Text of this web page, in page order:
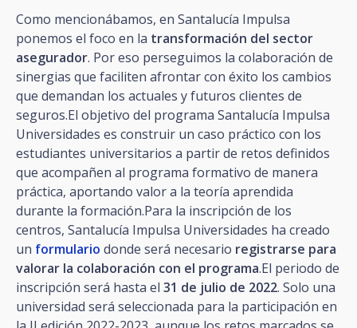
Como mencionábamos, en Santalucía Impulsa
ponemos el foco en la transformación del sector
asegurador. Por eso perseguimos la colaboración de
sinergias que faciliten afrontar con éxito los cambios
que demandan los actuales y futuros clientes de
seguros.El objetivo del programa Santalucía Impulsa
Universidades es construir un caso práctico con los
estudiantes universitarios a partir de retos definidos
que acompañen al programa formativo de manera
práctica, aportando valor a la teoría aprendida
durante la formación.Para la inscripción de los
centros, Santalucía Impulsa Universidades ha creado
un formulario donde será necesario registrarse para
valorar la colaboración con el programa.El periodo de
inscripción será hasta el 31 de julio de 2022. Solo una
universidad será seleccionada para la participación en